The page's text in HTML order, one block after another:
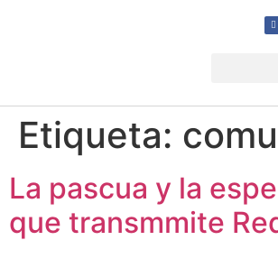
Etiqueta:
La pascua y la
que transmmite